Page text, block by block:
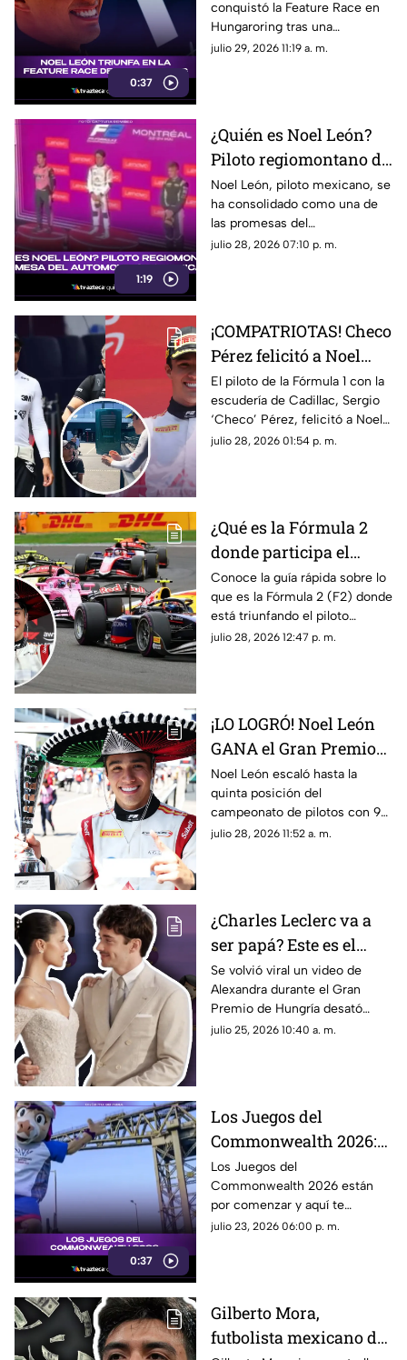
0:37
triunfo histórico rumbo
al campeonato
conquistó la Feature Race en
Hungaroring tras una
impecable estrategia de pits y
julio 29, 2026 11:19 a. m.
1:19
¿Quién es Noel León?
Piloto regiomontano de
21 años y promesa del
automovilismo
mexicano con Campos
Racing
Noel León, piloto mexicano, se
ha consolidado como una de
las promesas del
automovilismo nacional al
julio 28, 2026 07:10 p. m.
¡COMPATRIOTAS! Checo
Pérez felicitó a Noel
León por su victoria en
el GP de Hungría; esto
fue lo que dijo el de
Cadillac
El piloto de la Fórmula 1 con la
escudería de Cadillac, Sergio
‘Checo’ Pérez, felicitó a Noel
León luego de su triunfo en el
julio 28, 2026 01:54 p. m.
¿Qué es la Fórmula 2
donde participa el
mexicano Noel León?
Lo que debes saber
Conoce la guía rápida sobre lo
que es la Fórmula 2 (F2) donde
está triunfando el piloto
mexicano de 21 años, Noel
julio 28, 2026 12:47 p. m.
¡LO LOGRÓ! Noel León
GANA el Gran Premio
de Hungría en la F2
Noel León escaló hasta la
quinta posición del
campeonato de pilotos con 94
unidades, impulsando también
julio 28, 2026 11:52 a. m.
¿Charles Leclerc va a
ser papá? Este es el
VIDEO que desató
rumores sobre el
embarazo de
Alexandra; así fue
Hungría
Se volvió viral un video de
Alexandra durante el Gran
Premio de Hungría desató
rumores sobre un embarazo.
julio 25, 2026 10:40 a. m.
0:37
Los Juegos del
Commonwealth 2026:
qué son, fechas y de qué
se trata
Los Juegos del
Commonwealth 2026 están
por comenzar y aquí te
contamos qué son, cuándo se
julio 23, 2026 06:00 p. m.
Gilberto Mora,
futbolista mexicano de